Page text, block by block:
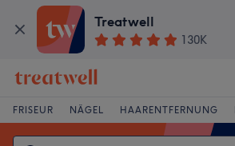
Treatwell
130K
FRISEUR NÄGEL HAARENTFERNUNG